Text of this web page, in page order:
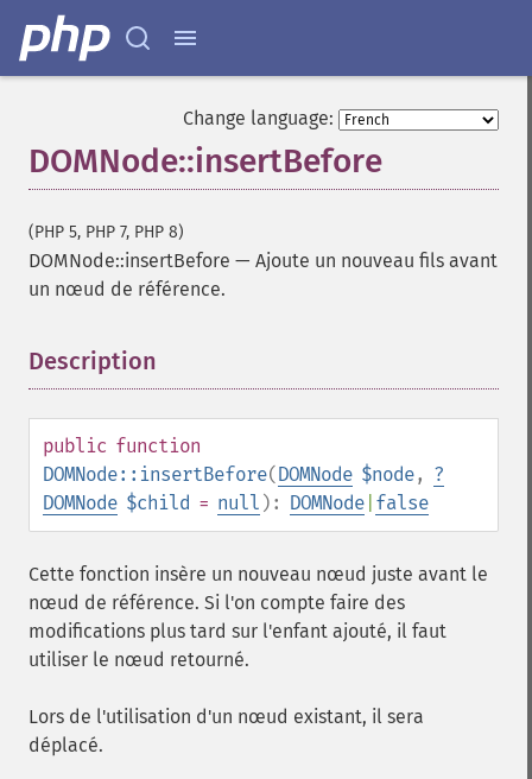
Change language:
DOMNode::insertBefore
(PHP 5, PHP 7, PHP 8)
DOMNode::insertBefore — Ajoute un nouveau fils avant
un nœud de référence.
Description
public function
DOMNode::insertBefore(DOMNode $node, ?
DOMNode $child = null ): DOMNode false
Cette fonction insère un nouveau nœud juste avant le
nœud de référence. Si l'on compte faire des
modifications plus tard sur l'enfant ajouté, il faut
utiliser le nœud retourné.
Lors de l'utilisation d'un nœud existant, il sera
déplacé.